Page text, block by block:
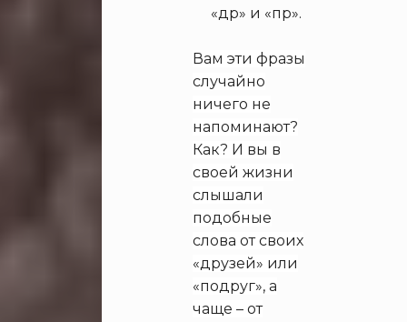
«др» и «пр».
Вам эти фразы
случайно
ничего не
напоминают?
Как? И вы в
своей жизни
слышали
подобные
слова от своих
«друзей» или
«подруг», а
чаще – от